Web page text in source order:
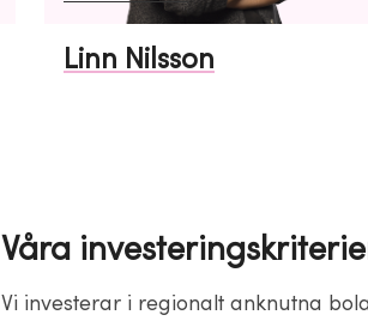
Linn Nilsson
Våra
Vi investerar i regionalt anknutna